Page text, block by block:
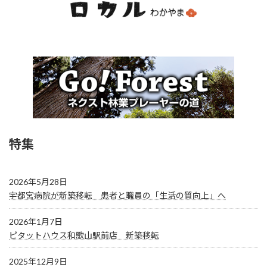
特集
2026年5月28日
宇都宮病院が新築移転 患者と職員の「生活の質向上」へ
2026年1月7日
ピタットハウス和歌山駅前店 新築移転
2025年12月9日